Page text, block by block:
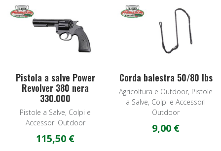
Add to Wishlist
Pistola a salve Power
Revolver 380 nera
330.000
Pistole a Salve, Colpi e
Accessori Outdoor
115,50 €
Corda balestra 50/80 lbs
Agricoltura e Outdoor, Pistole
a Salve, Colpi e Accessori
Outdoor
9,00 €